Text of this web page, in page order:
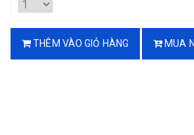
THÊM VÀO GIỎ HÀNG MUA